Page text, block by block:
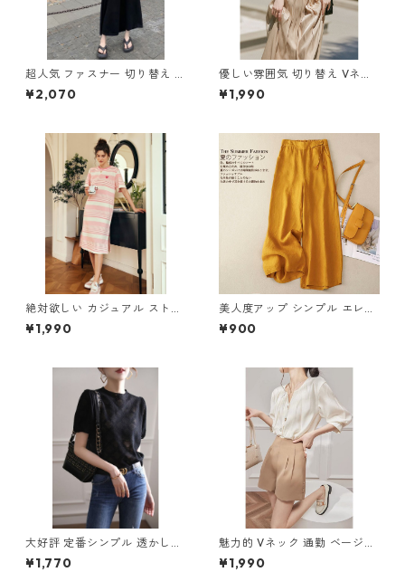
超人気 ファスナー 切り替え ノ
ースリーブ ワンピース m-265
¥2,070
優しい雰囲気 切り替え Vネッ
ク 半袖トップス m-288
¥1,990
絶対欲しい カジュアル ストラ
イプ柄 刺繍 ニットワンピース
m-272
¥1,990
美人度アップ シンプル エレガ
ント パンツ m-588
¥900
大好評 定番シンプル 透かし彫
り 半袖Tシャツ m-253
¥1,770
魅力的 Vネック 通勤 ベージュ
ブラウス m-285
¥1,990